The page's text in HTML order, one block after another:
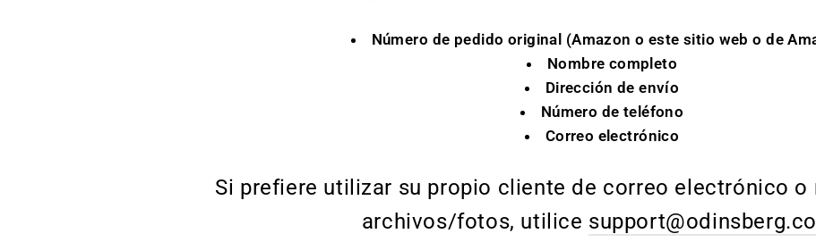
Número de pedido original (Amazon o este sitio web o de
Nombre completo
Dirección de envío
Número de teléfono
Correo electrónico
Si prefiere utilizar su propio cliente de correo electrónico o
archivos/fotos, utilice